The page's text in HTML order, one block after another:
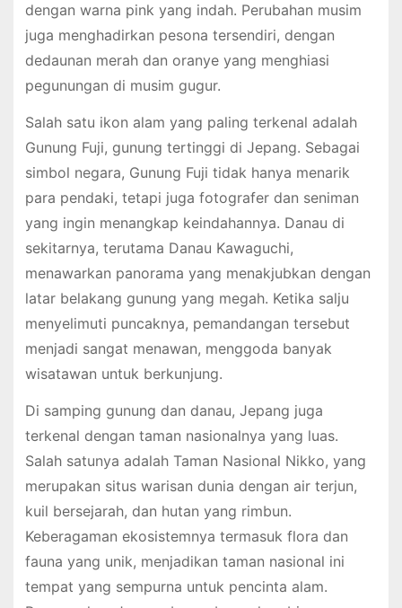
dengan warna pink yang indah. Perubahan musim
juga menghadirkan pesona tersendiri, dengan
dedaunan merah dan oranye yang menghiasi
pegunungan di musim gugur.
Salah satu ikon alam yang paling terkenal adalah
Gunung Fuji, gunung tertinggi di Jepang. Sebagai
simbol negara, Gunung Fuji tidak hanya menarik
para pendaki, tetapi juga fotografer dan seniman
yang ingin menangkap keindahannya. Danau di
sekitarnya, terutama Danau Kawaguchi,
menawarkan panorama yang menakjubkan dengan
latar belakang gunung yang megah. Ketika salju
menyelimuti puncaknya, pemandangan tersebut
menjadi sangat menawan, menggoda banyak
wisatawan untuk berkunjung.
Di samping gunung dan danau, Jepang juga
terkenal dengan taman nasionalnya yang luas.
Salah satunya adalah Taman Nasional Nikko, yang
merupakan situs warisan dunia dengan air terjun,
kuil bersejarah, dan hutan yang rimbun.
Keberagaman ekosistemnya termasuk flora dan
fauna yang unik, menjadikan taman nasional ini
tempat yang sempurna untuk pencinta alam.